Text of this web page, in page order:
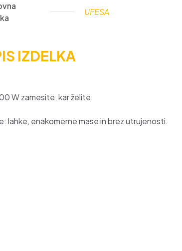
UFESA
IZDELKA
W zamesite, kar želite.
lahke, enakomerne mase in brez utrujenosti.